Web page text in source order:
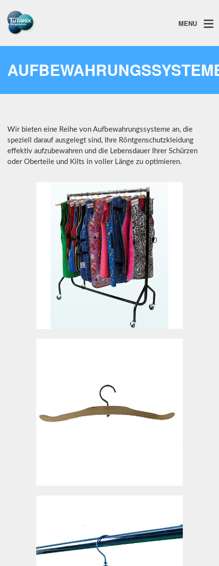
MENU
Wir bieten eine Reihe von Aufbewahrungssysteme an, die
speziell darauf ausgelegt sind, Ihre Röntgenschutzkleidung
effektiv aufzubewahren und die Lebensdauer Ihrer Schürzen
oder Oberteile und Kilts in voller Länge zu optimieren.